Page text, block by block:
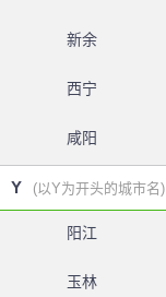
新余
西宁
咸阳
Y (以Y为开头的城市名)
阳江
玉林